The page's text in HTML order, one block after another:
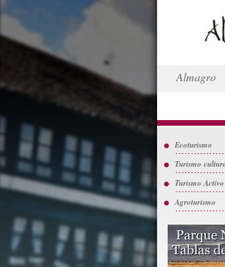
Almagro
Ecoturismo
Turismo
Turismo Activo
Agroturismo